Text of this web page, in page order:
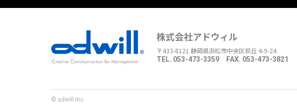
株式会社アドウィル
〒433-8121 静岡県浜松市中央区萩丘 4-9-24
TEL. 053-473-3359 FAX. 053-473-3821
© adwill Inc.